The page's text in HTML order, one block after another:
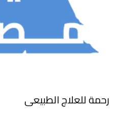
رحمة للعلاج الطبيعى